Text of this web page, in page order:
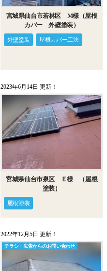
宮城県仙台市若林区 M様（屋根
カバー 外壁塗装）
外壁塗装 屋根カバー工法
2023年6月14日 更新！
宮城県仙台市泉区 Ｅ様 （屋根
塗装）
屋根塗装
2022年12月5日 更新！
チラシ・広告からのお問い合わせ